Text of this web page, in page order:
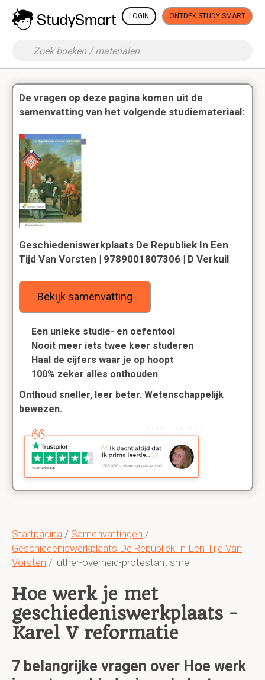
LOGIN ONTDEK STUDY SMART
Startpagina / Samenvattingen /
Geschiedeniswerkplaats De Republiek In Een Tijd Van
Vorsten / luther-overheid-protestantisme
Hoe werk je met
geschiedeniswerkplaats -
Karel V reformatie
7 belangrijke vragen over Hoe werk
De vragen op deze pagina komen uit de
samenvatting van het volgende studiemateriaal:
Geschiedeniswerkplaats De Republiek In Een
Tijd Van Vorsten | 9789001807306 | D Verkuil
Bekijk samenvatting
Een unieke studie- en oefentool
Nooit meer iets twee keer studeren
Haal de cijfers waar je op hoopt
100% zeker alles onthouden
Onthoud sneller, leer beter. Wetenschappelijk
bewezen.